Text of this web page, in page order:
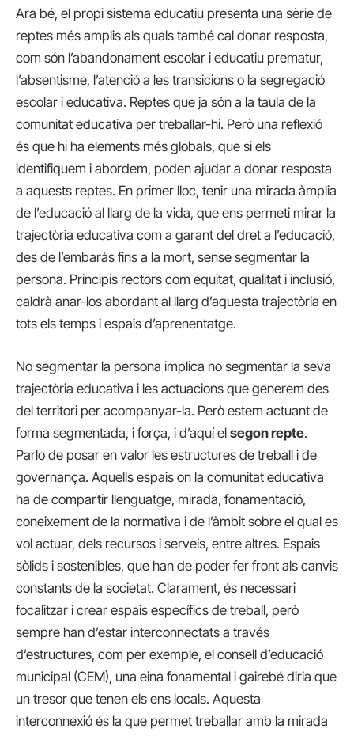
Ara bé, el propi sistema educatiu presenta una sèrie de
reptes més amplis als quals també cal donar resposta,
com són l’abandonament escolar i educatiu prematur,
l’absentisme, l’atenció a les transicions o la segregació
escolar i educativa. Reptes que ja són a la taula de la
comunitat educativa per treballar-hi. Però una reflexió
és que hi ha elements més globals, que si els
identifiquem i abordem, poden ajudar a donar resposta
a aquests reptes. En primer lloc, tenir una mirada àmplia
de l’educació al llarg de la vida, que ens permeti mirar la
trajectòria educativa com a garant del dret a l’educació,
des de l’embaràs fins a la mort, sense segmentar la
persona. Principis rectors com equitat, qualitat i inclusió,
caldrà anar-los abordant al llarg d’aquesta trajectòria en
tots els temps i espais d’aprenentatge.
No segmentar la persona implica no segmentar la seva
trajectòria educativa i les actuacions que generem des
del territori per acompanyar-la. Però estem actuant de
forma segmentada, i força, i d’aquí el segon repte.
Parlo de posar en valor les estructures de treball i de
governança. Aquells espais on la comunitat educativa
ha de compartir llenguatge, mirada, fonamentació,
coneixement de la normativa i de l’àmbit sobre el qual es
vol actuar, dels recursos i serveis, entre altres. Espais
sòlids i sostenibles, que han de poder fer front als canvis
constants de la societat. Clarament, és necessari
focalitzar i crear espais específics de treball, però
sempre han d’estar interconnectats a través
d’estructures, com per exemple, el consell d’educació
municipal (CEM), una eina fonamental i gairebé diria que
un tresor que tenen els ens locals. Aquesta
interconnexió és la que permet treballar amb la mirada